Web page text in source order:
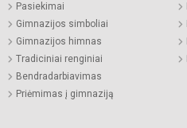
Pasiekimai
Gimnazijos simboliai
Gimnazijos himnas
Tradiciniai renginiai
Bendradarbiavimas
Priėmimas į gimnaziją